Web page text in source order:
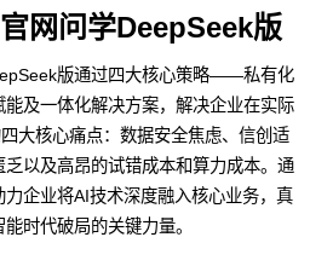
网问学DeepSeek版
版通过四大核心策略——私有化
及一体化解决方案，解决企业在实际
大核心痛点：数据安全焦虑、信创适
以及高昂的试错成本和算力成本。通
企业将AI技术深度融入核心业务，真
时代破局的关键力量。